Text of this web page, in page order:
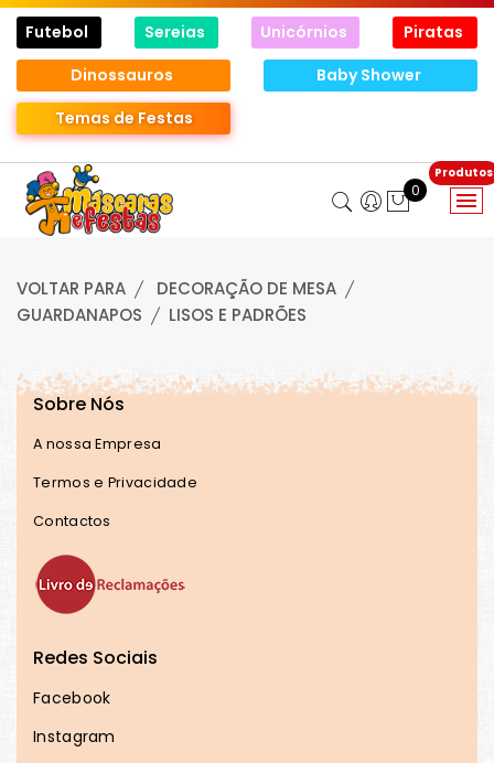
Futebol Sereias Unicórnios
Piratas
Dinossauros
Baby Shower
Temas de Festas
0
VOLTAR PARA
DECORAÇÃO DE MESA
GUARDANAPOS
LISOS E PADRÕES
Sobre Nós
A nossa Empresa
Termos e Privacidade
Contactos
Redes Sociais
Facebook
Instagram